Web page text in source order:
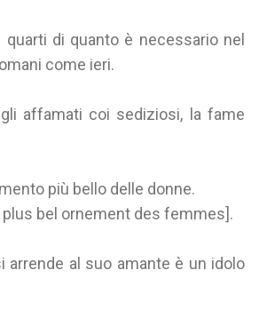
di quanto è necessario nel
come ieri.
affamati coi sediziosi, la fame
più bello delle donne.
plus bel ornement des femmes].
arrende al suo amante è un idolo